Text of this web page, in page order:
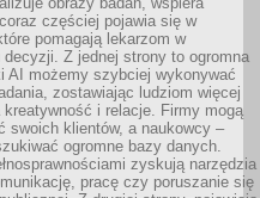
częściej pojawia się w
pomagają lekarzom w
decyzji. Z jednej strony to ogromna
AI możemy szybciej wykonywać
zostawiając ludziom więcej
kreatywność i relacje. Firmy mogą
swoich klientów, a naukowcy –
ogromne bazy danych.
zyskują narzędzia
pracę czy poruszanie się